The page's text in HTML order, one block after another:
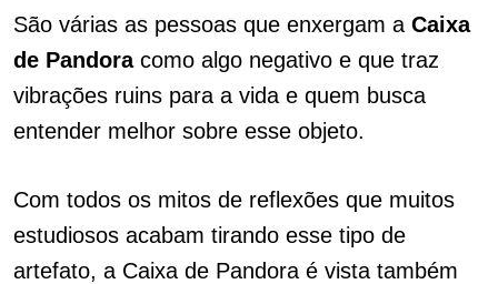
São várias as pessoas que enxergam a Caixa
de Pandora como algo negativo e que traz
vibrações ruins para a vida e quem busca
entender melhor sobre esse objeto.
Com todos os mitos de reflexões que muitos
estudiosos acabam tirando esse tipo de
artefato, a Caixa de Pandora é vista também